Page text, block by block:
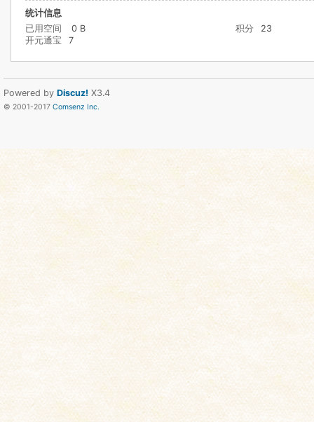
统计信息
已用空间
0 B 积分
23
开元通宝
7
Powered by Discuz! X3.4
© 2001-2017 Comsenz Inc.